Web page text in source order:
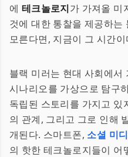
에 테크놀로지가 가져올 미
것에 대한 통찰을 제공하는
모른다면, 지금이 그 시간
블랙 미러는 현대 사회에
시나리오를 가상으로 탐구
독립된 스토리를 가지고 있
의 관계, 그리고 그로 인해
개된다. 스마트폰, 소셜 미
의 핫한 테크놀로지들이 어